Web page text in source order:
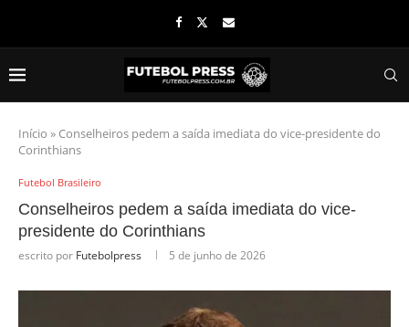
Início » Conselheiros pedem a saída imediata do vice-presidente do
Corinthians
Futebol Brasileiro
Conselheiros pedem a saída imediata do vice-
presidente do Corinthians
escrito por Futebolpress 5 de junho de 2026